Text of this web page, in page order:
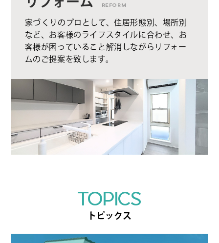
REFORM
家づくりのプロとして、住居形態別、場所別
など、お客様のライフスタイルに合わせ、お
客様が困っていること解消しながらリフォー
ムのご提案を致します。
TOPICS
トピックス